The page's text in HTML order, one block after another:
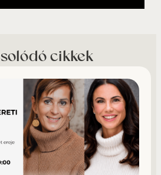
cikkek